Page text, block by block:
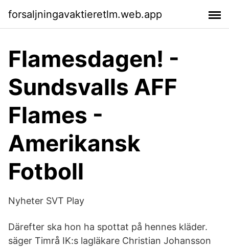
forsaljningavaktieretlm.web.app
Flamesdagen! -
Sundsvalls AFF
Flames -
Amerikansk
Fotboll
Nyheter SVT Play
Därefter ska hon ha spottat på hennes kläder.
säger Timrå IK:s lagläkare Christian Johansson